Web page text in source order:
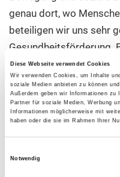
Diese Webseite verwendet Cookies
Wir verwenden Cookies, um Inhalte
soziale Medien anbieten zu können
Außerdem geben wir Informationen zu
Partner für soziale Medien, Werbung
Informationen möglicherweise mit
haben oder die sie im Rahmen Ihrer
Notwendig
genau dort, wo
beteiligen wir uns sehr
Gesundheitsförderung.
Kunden schafft das
Zugang zu mehr
Gemeinschaftsgefühl in
wie wichtig Prävention